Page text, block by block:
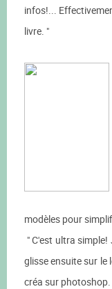
infos!...
livre. "
modèles pour
" C'est ultra
glisse ensuite sur le
créa sur photoshop.